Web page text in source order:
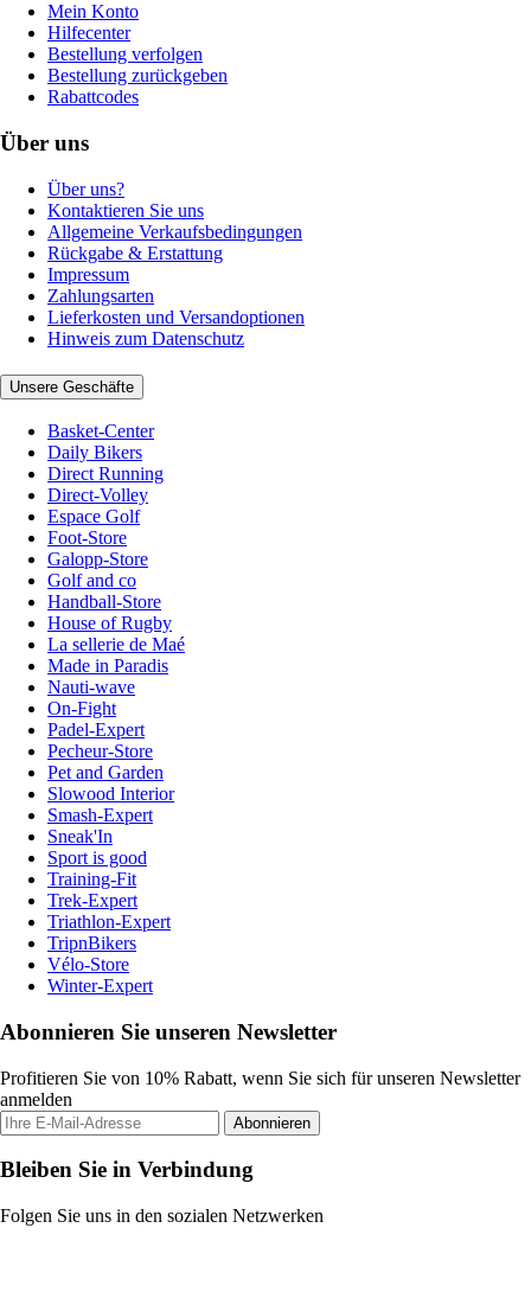
Mein Konto
Hilfecenter
Bestellung verfolgen
Bestellung zurückgeben
Rabattcodes
Über uns
Über uns?
Kontaktieren Sie uns
Allgemeine Verkaufsbedingungen
Rückgabe & Erstattung
Impressum
Zahlungsarten
Lieferkosten und Versandoptionen
Hinweis zum Datenschutz
Unsere Geschäfte
Basket-Center
Daily Bikers
Direct Running
Direct-Volley
Espace Golf
Foot-Store
Galopp-Store
Golf and co
Handball-Store
House of Rugby
La sellerie de Maé
Made in Paradis
Nauti-wave
On-Fight
Padel-Expert
Pecheur-Store
Pet and Garden
Slowood Interior
Smash-Expert
Sneak'In
Sport is good
Training-Fit
Trek-Expert
Triathlon-Expert
TripnBikers
Vélo-Store
Winter-Expert
Abonnieren Sie unseren Newsletter
Profitieren Sie von 10% Rabatt, wenn Sie sich für unseren Newsletter
anmelden
Abonnieren
Bleiben Sie in Verbindung
Folgen Sie uns in den sozialen Netzwerken